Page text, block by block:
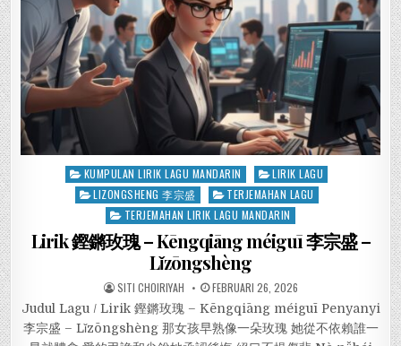
Posted
KUMPULAN LIRIK LAGU MANDARIN
LIRIK LAGU
LIZONGSHENG 李宗盛
TERJEMAHAN LAGU
TERJEMAHAN LIRIK LAGU MANDARIN
Lirik 鏗鏘玫瑰 – Kēngqiāng méiguī 李宗盛 –
Lǐzōngshèng
SITI CHOIRIYAH FEBRUARI 26, 2026
Judul Lagu / Lirik 鏗鏘玫瑰 – Kēngqiāng méiguī Penyanyi
李宗盛 – Lǐzōngshèng 那女孩早熟像一朵玫瑰 她從不依賴誰一